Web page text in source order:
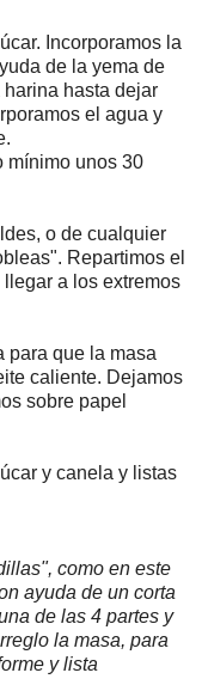
Incorporamos la
de la yema de
hasta dejar
el agua y
mínimo unos 30
o de cualquier
Repartimos el
a los extremos
para que la masa
caliente. Dejamos
sobre papel
y canela y listas
como en este
ayuda de un corta
de las 4 partes y
la masa, para
y lista